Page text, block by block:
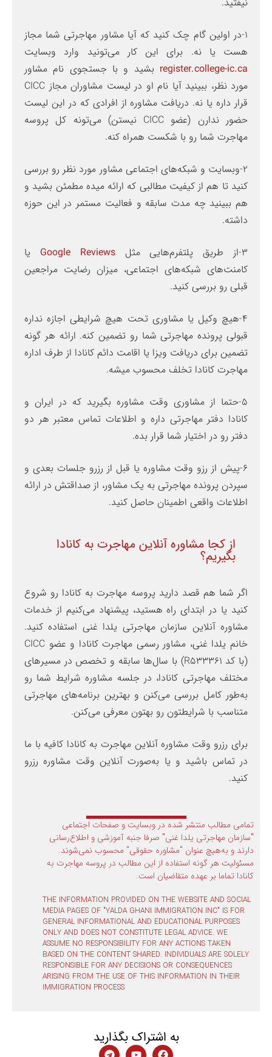
1-در اولین گام چک کنید که آیا مشاور مهاجرتی شما مجاز
هست یا نه. برای این کار می‌تونید وارد وبسایت
register.college-ic.ca بشید و با جستجوی نام مشاور
مورد نظر، ببینید آیا نام او در لیست مشاوران مجاز CICC
قرار داره یا نه. دریافت مشاوره از افرادی که در این لیست
حضور ندارن (عضو CICC نیستن) می‌تونه کل پروسه
مهاجرت شما رو با شکست همراه کنه.
2-وبسایت و شبکه‌های اجتماعی مشاور مورد نظر رو بررسی
کنید تا هم از کیفیت مطالبی که ارائه میده مطمئن بشید و
هم ببینید چه مدت سابقه و فعالیت مستمر در این حوزه
داشته.
3-از طریق پلتفرم‌هایی مثل
Google Reviews یا
کامنت‌های شبکه‌های اجتماعی، میزان رضایت مراجعین
قبلی رو بررسی کنید.
4-هیچ وکیل یا مشاوری تحت هیچ شرایطی اجازه نداره
قبولی پرونده مهاجرتی شما رو تضمین کنه. ارائه هر گونه
تضمین برای دریافت ویزا یا اقامت دائم کانادا از طرف اداره
مهاجرت کانادا تخلف محسوب میشه.
5-حتما از مشاوری وقت مشاوره بگیرید که در ایران و
کانادا دفتر مهاجرتی داره و اطلاعات تماس معتبر هر دو
دفتر رو در اختیار شما قرار بده.
6-پیش از رزو وقت مشاوره یا قبل از رزرو جلسات بعدی و
سپردن پرونده مهاجرتی به یک مشاور، از صداقتش در ارائه
اطلاعات واقعی اطمینان حاصل کنید.
از کجا مشاوره آنلاین مهاجرت به کانادا
بگیریم؟
اگر شما هم قصد دارید پروسه مهاجرت به کانادا رو شروع
کنید یا در ابتدای راه هستید، پیشنهاد می‌کنیم از خدمات
مشاوره آنلاین سازمان مهاجرتی یلدا غنی استفاده کنید.
خانم یلدا غنی، مشاور رسمی مهاجرت کانادا و عضو CICC
(با کد R533361) با سال‌ها سابقه و تخصص در مسیرهای
مختلف مهاجرتی کانادا، در جلسه مشاوره شرایط شما رو
به‌‌طور کامل بررسی می‌کنن و بهترین برنامه‌های مهاجرتی
متناسب با شرایطتون رو بهتون معرفی می‌کنن.
برای رزرو وقت مشاوره آنلاین مهاجرت به کانادا کافیه با ما
در تماس باشید و یا به‌صورت آنلاین وقت مشاوره رزرو
کنید.
تمامی مطالب منتشر شده در وبسایت و صفحات اجتماعی
"سازمان مهاجرتی یلدا غنی" صرفا جنبه آموزشی و اطلاع‌رسانی
دارند و به‌هیچ عنوان "مشاوره حقوقی" محسوب نمی‌شوند.
مسئولیت هر گونه استفاده از این مطالب در پروسه مهاجرت به
کانادا تماما بر عهده متقاضیان است.
THE INFORMATION PROVIDED ON THE WEBSITE AND SOCIAL
MEDIA PAGES OF "YALDA GHANI IMMIGRATION INC" IS FOR
GENERAL INFORMATIONAL AND EDUCATIONAL PURPOSES
ONLY AND DOES NOT CONSTITUTE LEGAL ADVICE. WE
ASSUME NO RESPONSIBILITY FOR ANY ACTIONS TAKEN
BASED ON THE CONTENT SHARED. INDIVIDUALS ARE SOLELY
RESPONSIBLE FOR ANY DECISIONS OR CONSEQUENCES
ARISING FROM THE USE OF THIS INFORMATION IN THEIR
IMMIGRATION PROCESS
به اشتراک بگذارید